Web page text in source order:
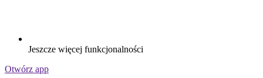
Jeszcze więcej funkcjonalności
Otwórz app